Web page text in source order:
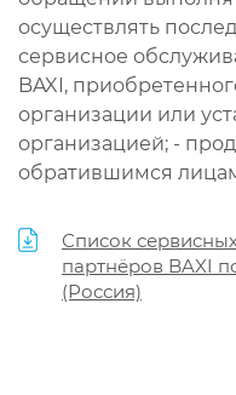
осуществлять
сервисное
BAXI,
организации или
организацией; -
обратившимся
Список
партнёров BAXI
(Россия)